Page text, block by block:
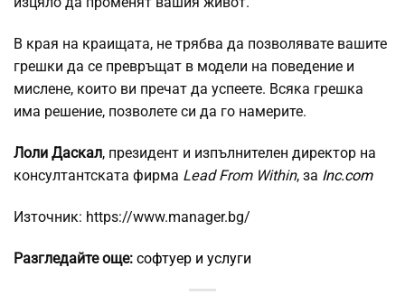
В края на краищата, не трябва да позволявате вашите
грешки да се превръщат в модели на поведение и
мислене, които ви пречат да успеете. Всяка грешка
има решение, позволете си да го намерите.
Лоли Даскал, президент и изпълнителен директор на
консултантската фирма Lead From Within, за Inc.com
Източник: https://www.manager.bg/
Разгледайте още: софтуер и услуги